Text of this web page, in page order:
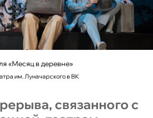
«Месяц в деревне»
им. Луначарского в ВК
связанного с